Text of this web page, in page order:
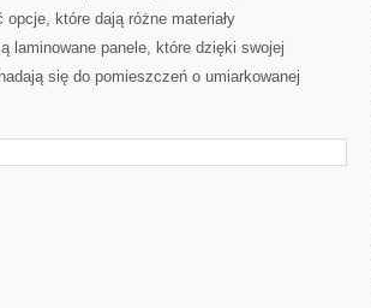
opcje, które dają różne materiały
laminowane panele, które dzięki swojej
się do pomieszczeń o umiarkowanej